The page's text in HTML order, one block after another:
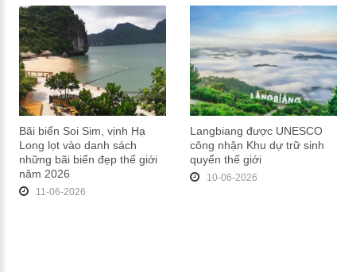
Bãi biển Soi Sim, vịnh Hạ
Long lọt vào danh sách
những bãi biển đẹp thế giới
năm 2026
11-06-2026
Langbiang được UNESCO
công nhận Khu dự trữ sinh
quyển thế giới
10-06-2026